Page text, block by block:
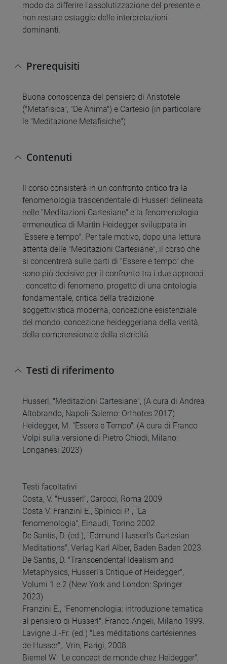
modo da differire l'assolutizzazione del presente e
non restare ostaggio delle interpretazioni
dominanti.
Prerequisiti
Buona conoscenza del pensiero di Aristotele
("Metafisica", "De Anima") e Cartesio (in particolare
le "Meditazione Metafisiche")
Contenuti
Il corso consisterà in un confronto critico tra la
fenomenologia trascendentale di Husserl delineata
nelle "Meditazioni Cartesiane" e la fenomenologia
ermeneutica di Martin Heidegger sviluppata in
"Essere e tempo". Per tale motivo, dopo una lettura
attenta delle "Meditazioni Cartesiane", il corso che
si concentrerà sulle parti di "Essere e tempo" che
sono più decisive per il confronto tra i due approcci
: concetto di fenomeno, progetto di una ontologia
fondamentale, critica della tradizione
soggettivistica moderna, concezione esistenziale
del mondo, concezione heideggeriana della verità,
della comprensione e della storicità.
Testi di riferimento
Husserl, "Meditazioni Cartesiane", (A cura di Andrea
Altobrando, Napoli-Salerno: Orthotes 2017)
Heidegger, M. "Essere e Tempo", (A cura di Franco
Volpi sulla versione di Pietro Chiodi, Milano:
Longanesi 2023)
Testi facoltativi
Costa, V. "Husserl", Carocci, Roma 2009
Costa V. Franzini E., Spinicci P. , "La
fenomenologia", Einaudi, Torino 2002
De Santis, D. (ed.), "Edmund Husserl’s Cartesian
Meditations", Verlag Karl Alber, Baden Baden 2023.
De Santis, D. "Transcendental Idealism and
Metaphysics, Husserl’s Critique of Heidegger",
Volumi 1 e 2 (New York and London: Springer
2023)
Franzini E., "Fenomenologia: introduzione tematica
al pensiero di Husserl", Franco Angeli, Milano 1999.
Lavigne J.-Fr. (ed.) "Les méditations cartésiennes
de Husser",. Vrin, Parigi, 2008.
Biemel W. "Le concept de monde chez Heidegger",